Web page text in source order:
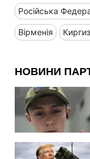
Російська
Вірменія